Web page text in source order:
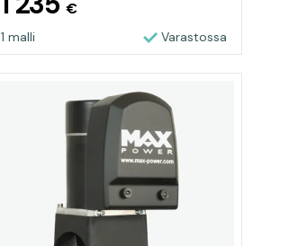
€
1 malli Varastossa